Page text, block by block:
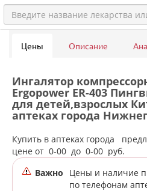
Цены Описание
Ингалятор
Ergopower ER-403
для детей,взрослых
аптеках города
Купить в аптеках города
цене от 0-00 до 0-00 руб.
Важно
Цены и наличие
по телефонам